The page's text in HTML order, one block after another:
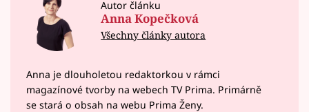
Autor článku
Anna Kopečková
Všechny články autora
Anna je dlouholetou redaktorkou v rámci
magazínové tvorby na webech TV Prima. Primárně
se stará o obsah na webu Prima Ženy.